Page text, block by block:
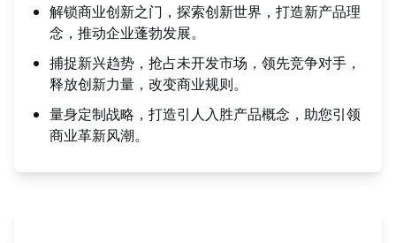
解锁商业创新之门，探索创新世界，打造新产品理
念，推动企业蓬勃发展。
捕捉新兴趋势，抢占未开发市场，领先竞争对手，
释放创新力量，改变商业规则。
量身定制战略，打造引人入胜产品概念，助您引领
商业革新风潮。